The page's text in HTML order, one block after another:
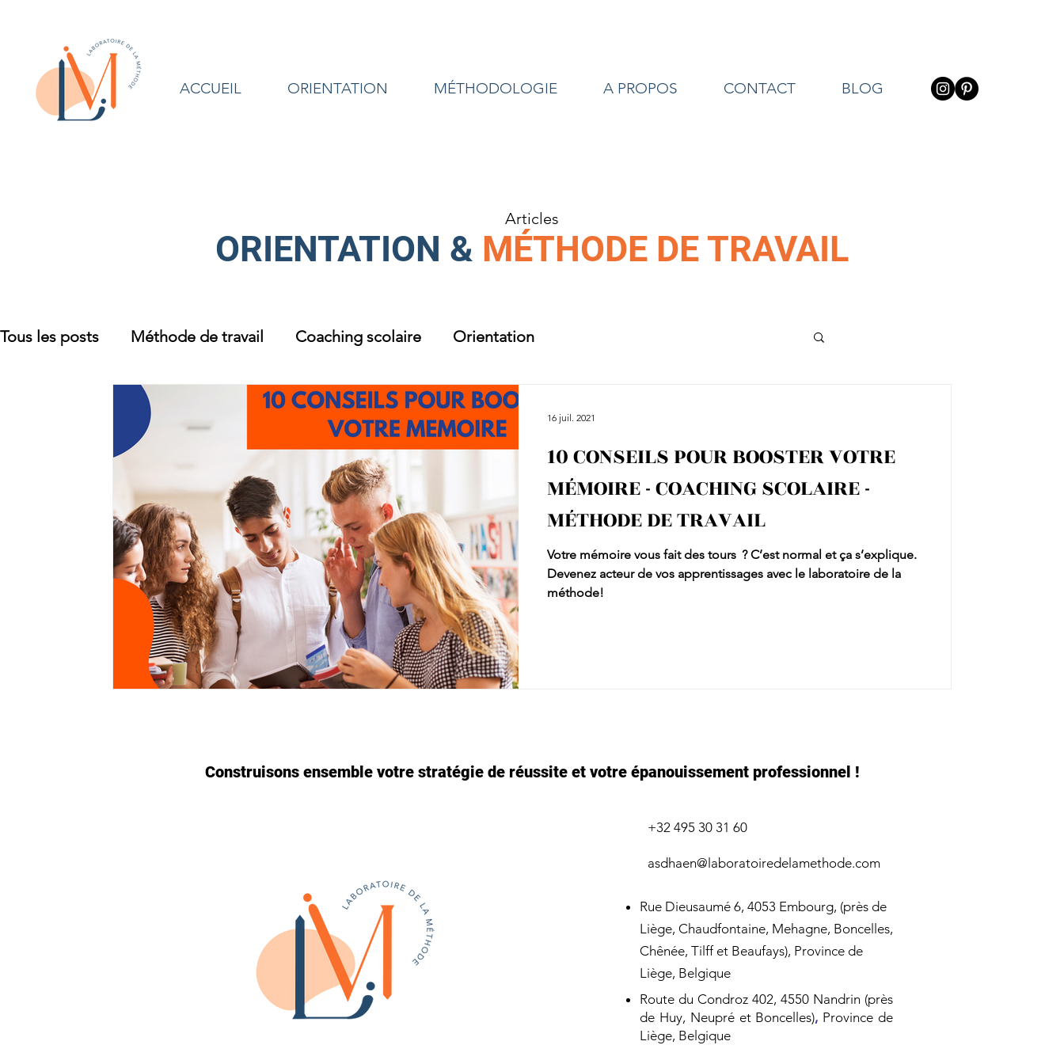
ACCUEIL ORIENTATION MÉTHODOLOGIE A PROPOS CONTACT BLOG
Articles
ORIENTATION & MÉTHODE DE TRAVAIL
Tous les posts Méthode de travail Coaching scolaire Orientation
10 CONSEILS POUR BOOSTER VOTRE
MÉMOIRE - COACHING SCOLAIRE -
MÉTHODE DE TRAVAIL
Votre mémoire vous fait des tours ? C’est normal et ça s’explique.
Devenez acteur de vos apprentissages avec le laboratoire de la
méthode!
16 juil. 2021
Construisons ensemble votre stratégie de réussite et votre épanouissement professionnel !
+32 495 30 31 60
asdhaen@laboratoiredelamethode.com
Rue Dieusaumé 6, 4053 Embourg, (près de
Liège, Chaudfontaine, Mehagne, Boncelles,
Chênée, Tilffet Beaufays), Province de
Liège, Belgique
Route du Condroz 402, 4550 Nandrin (près
de Huy, Neupré et Boncelles), Province de
Liège, Belgique